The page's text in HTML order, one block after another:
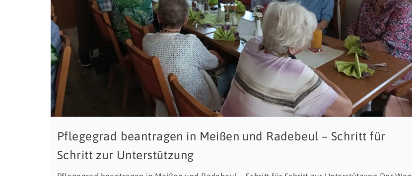
Pflegegrad beantragen in Meißen und Radebeul – Schritt für
Schritt zur Unterstützung